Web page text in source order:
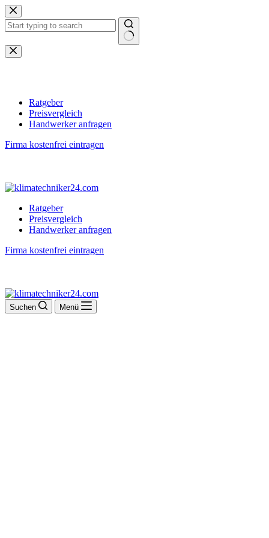
Zum
Inhalt
springen
Keine
Ergebnisse
Ratgeber
Preisvergleich
Handwerker anfragen
Firma kostenfrei eintragen
Ratgeber
Preisvergleich
Handwerker anfragen
Firma kostenfrei eintragen
Suchen Menü